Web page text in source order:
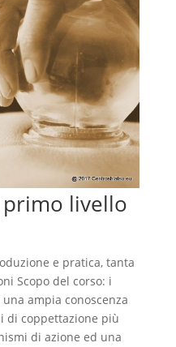
livello
e pratica, tanta
Scopo del corso: i
ampia conoscenza
di coppettazione più
di azione ed una